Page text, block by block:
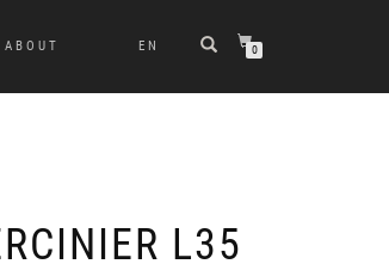
ABOUT EN 0
L35